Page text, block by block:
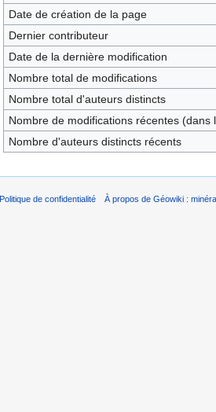
Date de création de la page
Dernier contributeur
Date de la dernière modification
Nombre total de modifications
Nombre total d'auteurs distincts
Nombre de modifications récentes (dans
Nombre d'auteurs distincts récents
Politique de confidentialité À propos de Géowiki :